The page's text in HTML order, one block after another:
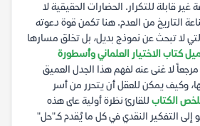
قابلة للتكرار. الحضارات الحقيقية لا
التاريخ من العدم. هنا تكمن قوة دعوته
لا تبحث عن نموذج بديل، بل تخلق مسارها
كتاب الاختيار العلماني وأسطورة
لا غنى عنه لفهم هذا الجدل العميق
وكيف يمكن للعقل أن يتحرر من أسر
الكتاب للقارئ نظرة أولية على هذه
إلى التفكير النقدي في كل ما يُقدم كـ"حل"